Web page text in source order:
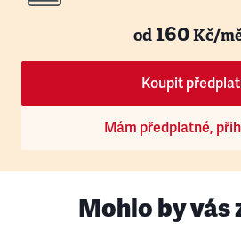
od160Kč/
Koupit
Mám předplatné,
Mohlo by vás